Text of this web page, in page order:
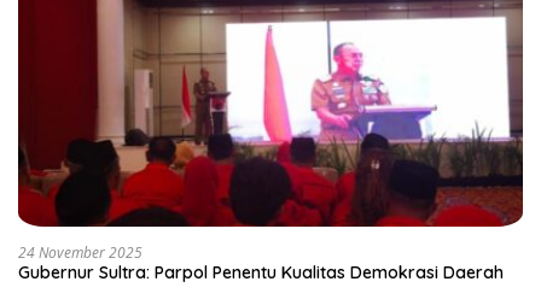
24 November 2025
Gubernur Sultra: Parpol Penentu Kualitas Demokrasi Daerah